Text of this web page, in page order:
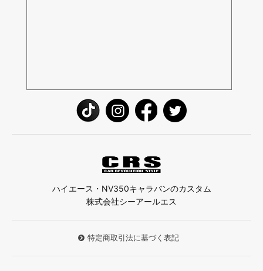
ハイエース・NV350キャラバンのカスタム
株式会社シーアールエス
特定商取引法に基づく表記